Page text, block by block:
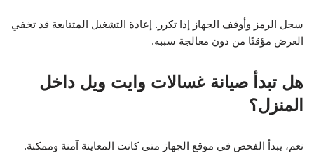
سجل الرمز وأوقف الجهاز إذا تكرر. إعادة التشغيل المتتابعة قد تخفي
العرض مؤقتًا من دون معالجة سببه.
هل تبدأ صيانة غسالات وايت ويل داخل
المنزل؟
نعم، يبدأ الفحص في موقع الجهاز متى كانت المعاينة آمنة وممكنة.